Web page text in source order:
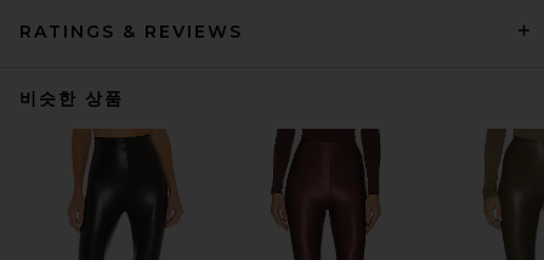
RATINGS & REVIEWS
비슷한 상품